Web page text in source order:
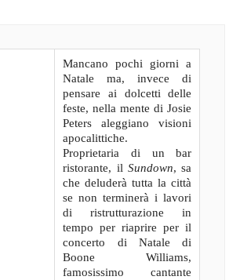
Mancano pochi giorni a
Natale ma, invece di
pensare ai dolcetti delle
feste, nella mente di Josie
Peters aleggiano visioni
apocalittiche.
Proprietaria di un bar
ristorante, il Sundown, sa
che deluderà tutta la città
se non terminerà i lavori
di ristrutturazione in
tempo per riaprire per il
concerto di Natale di
Boone Williams,
famosissimo cantante